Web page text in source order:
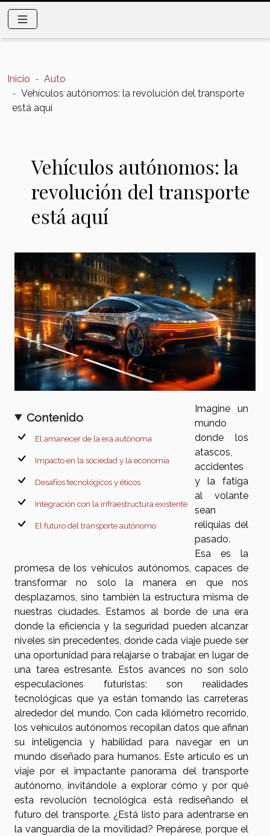
Inicio
Auto
Vehículos autónomos: la revolución del transporte
está aquí
Vehículos autónomos: la
revolución del transporte
está aquí
Contenido
El amanecer de la era autónoma
Impacto en la sociedad y la economía
Desafíos tecnológicos y éticos
Integración con la infraestructura existente
El futuro del transporte autónomo
Imagine un
mundo
donde los
atascos,
accidentes
y la fatiga
al volante
sean
reliquias del
pasado.
Esa es la
promesa de los vehículos autónomos, capaces de
transformar no solo la manera en que nos
desplazamos, sino también la estructura misma de
nuestras ciudades. Estamos al borde de una era
donde la eficiencia y la seguridad pueden alcanzar
niveles sin precedentes, donde cada viaje puede ser
una oportunidad para relajarse o trabajar, en lugar de
una tarea estresante. Estos avances no son solo
especulaciones futuristas; son realidades
tecnológicas que ya están tomando las carreteras
alrededor del mundo. Con cada kilómetro recorrido,
los vehículos autónomos recopilan datos que afinan
su inteligencia y habilidad para navegar en un
mundo diseñado para humanos. Este artículo es un
viaje por el impactante panorama del transporte
autónomo, invitándole a explorar cómo y por qué
esta revolución tecnológica está rediseñando el
futuro del transporte. ¿Está listo para adentrarse en
la vanguardia de la movilidad? Prepárese, porque el